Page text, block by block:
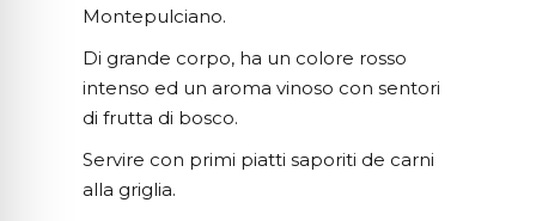
Montepulciano.
Di grande corpo, ha un colore rosso
intenso ed un aroma vinoso con sentori
di frutta di bosco.
Servire con primi piatti saporiti de carni
alla griglia.